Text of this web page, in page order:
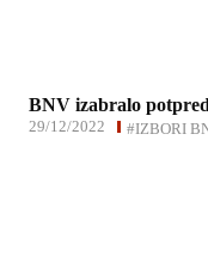
BNV izabralo
#IZBORI
29/12/2022